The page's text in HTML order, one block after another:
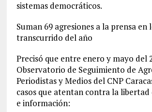
sistemas democráticos.
Suman 69 agresiones a la prensa en
transcurrido del año
Precisó que entre enero y mayo del
Observatorio de Seguimiento de
Periodistas y Medios del CNP
casos que atentan contra la libertad
e información: